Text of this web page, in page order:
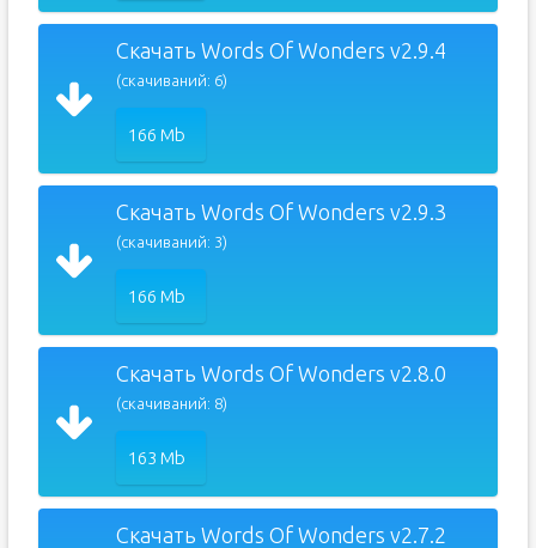
Скачать Words Of Wonders v2.9.4
(скачиваний: 6)
166 Mb
Скачать Words Of Wonders v2.9.3
(скачиваний: 3)
166 Mb
Скачать Words Of Wonders v2.8.0
(скачиваний: 8)
163 Mb
Скачать Words Of Wonders v2.7.2